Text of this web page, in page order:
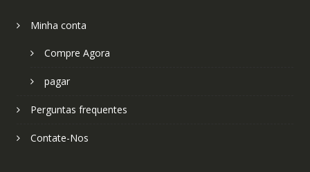
Minha conta
Compre Agora
pagar
Perguntas frequentes
Contate-Nos